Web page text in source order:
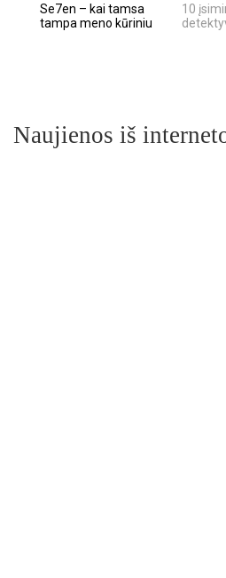
Se7en – kai tamsa
tampa meno kūriniu
10
Naujienos iš